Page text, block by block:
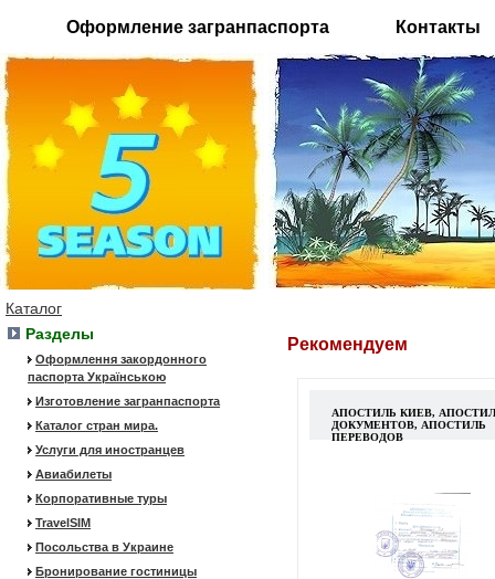
Оформление загранпаспорта Контакты
Каталог
Разделы
Оформлення закордонного
паспорта Українською
Изготовление загранпаспорта
Каталог стран мира.
Услуги для иностранцев
Авиабилеты
Корпоративные туры
TravelSIM
Посольства в Украине
Бронирование гостиницы
Рекомендуем
АПОСТИЛЬ КИЕВ,
ДОКУМЕНТОВ, АПОСТИЛЬ
ПЕРЕВОДОВ